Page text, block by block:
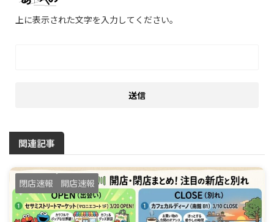
上に表示された文字を入力してください。
関連記事
閉店速報 開店速報